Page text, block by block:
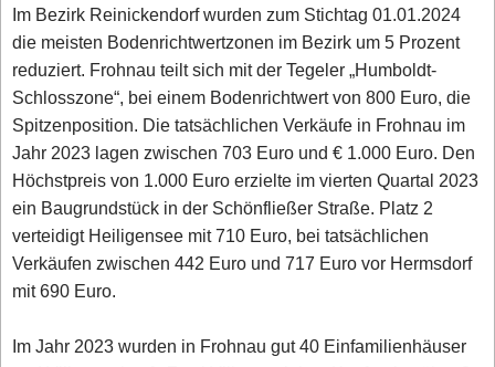
Im Bezirk Reinickendorf wurden zum Stichtag 01.01.2024
die meisten Bodenrichtwertzonen im Bezirk um 5 Prozent
reduziert. Frohnau teilt sich mit der Tegeler „Humboldt-
Schlosszone“, bei einem Bodenrichtwert von 800 Euro, die
Spitzenposition. Die tatsächlichen Verkäufe in Frohnau im
Jahr 2023 lagen zwischen 703 Euro und € 1.000 Euro. Den
Höchstpreis von 1.000 Euro erzielte im vierten Quartal 2023
ein Baugrundstück in der Schönfließer Straße. Platz 2
verteidigt Heiligensee mit 710 Euro, bei tatsächlichen
Verkäufen zwischen 442 Euro und 717 Euro vor Hermsdorf
mit 690 Euro.
Im Jahr 2023 wurden in Frohnau gut 40 Einfamilienhäuser